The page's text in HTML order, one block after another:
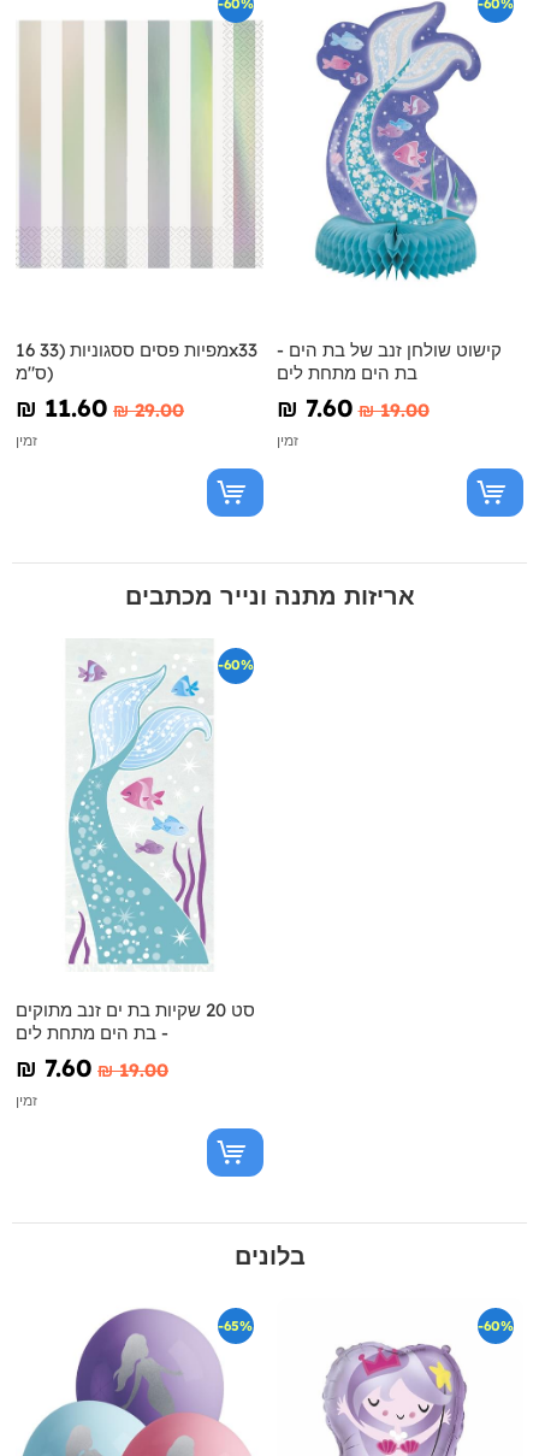
-60%
16 מפיות פסים ססגוניות (33x33
ס"מ)
₪‎ 11.60 ₪‎ 29.00
זמין
-60%
קישוט שולחן זנב של בת הים -
בת הים מתחת לים
₪‎ 7.60 ₪‎ 19.00
זמין
אריזות מתנה ונייר מכתבים
-60%
סט 20 שקיות בת ים זנב מתוקים
- בת הים מתחת לים
₪‎ 7.60 ₪‎ 19.00
זמין
בלונים
-65% -60%